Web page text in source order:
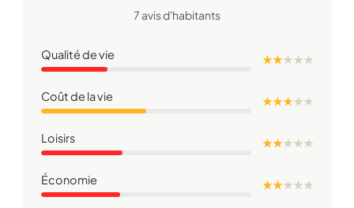
7 avis d'habitants
Qualité de vie ★ ★★★★
Coût de la vie ★ ★ ★★★
Loisirs ★ ★★★★
Économie ★ ★★★★